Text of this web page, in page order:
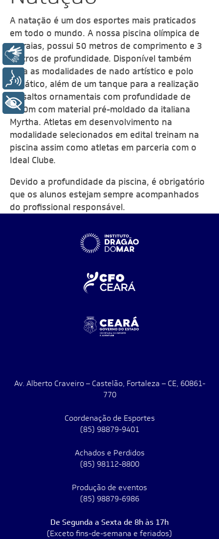
A natação é um dos esportes mais praticados
em todo o mundo. A nossa piscina olímpica de
11 raias, possui 50 metros de comprimento e 3
metros de profundidade. Disponível também
para as modalidades de nado artístico e polo
aquático, além de um tanque para a realização
de saltos ornamentais com profundidade de
5,50m com material pré-moldado da italiana
Myrtha. Atletas em desenvolvimento na
modalidade selecionados em edital treinam na
piscina assim como atletas em parceria com o
Ideal Clube.
Devido a profundidade da piscina, é obrigatório
que os alunos estejam sempre acompanhados
do profissional responsável.
Av. Alberto Craveiro – Castelão, Fortaleza – CE, 60861-
770
Coordenação de Esportes
(85) 98879-9401
Achados e Perdidos
(85) 98112-8800
Produção de eventos
(85) 98879-6986
De Segunda a Sexta de 8h às 17h
(Exceto fins-de-semana e feriados)
Libras
Voz
+ Acessibilidade